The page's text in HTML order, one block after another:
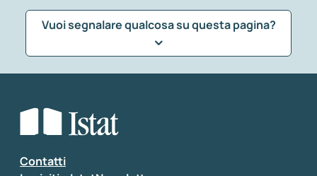
Vuoi segnalare qualcosa su questa pagina?
Seleziona la tipologia della segnalazione
Inserisci il tuo commento
Contatti